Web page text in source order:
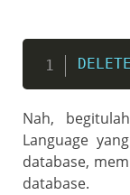
DELETE
Nah,
Language
database,
database.